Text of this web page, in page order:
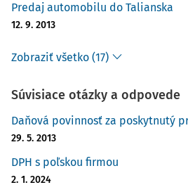
Predaj automobilu do Talianska
12. 9. 2013
Zobraziť všetko (17)
Súvisiace otázky a odpovede
Daňová povinnosť za poskytnutý
29. 5. 2013
DPH s poľskou firmou
2. 1. 2024